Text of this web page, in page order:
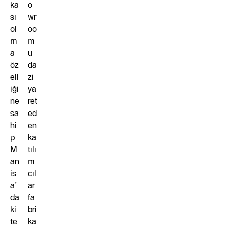
ka
sı
ol
m
a
öz
ell
iği
ne
sa
hi
p
M
an
is
a’
da
ki
te
o
wr
oo
m
u
da
zi
ya
ret
ed
en
ka
tılı
m
cıl
ar
fa
bri
ka